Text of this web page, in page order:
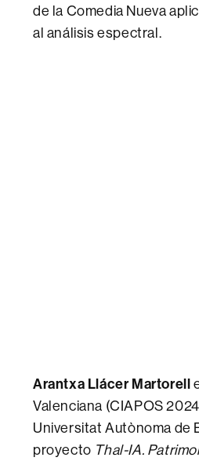
de la Comedia Nueva
al análisis espectral.
Arantxa Llácer Martorell
Valenciana (CIAPOS
Universitat Autònoma de
proyecto Thal-IA.